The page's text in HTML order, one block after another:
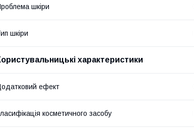
шкіри
шкіри
характеристики
ефект
косметичного засобу